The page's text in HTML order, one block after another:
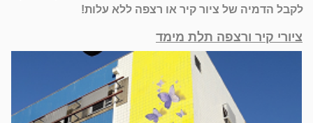
ציורי קיר ורצפה תלת מימד
ציורי גרפיטי על קירות
ציורי שמן ואקריליק על בד קנבס
ציורי קיר לגני ילדים וביתי ספר
לקבל הדמיה של ציור קיר או רצפה ללא עלות!
ציורי קיר ורצפה תלת מימד